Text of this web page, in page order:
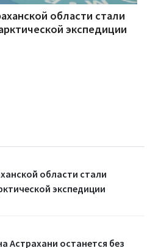
области стали
экспедиции
области стали
экспедиции
Астрахани останется без